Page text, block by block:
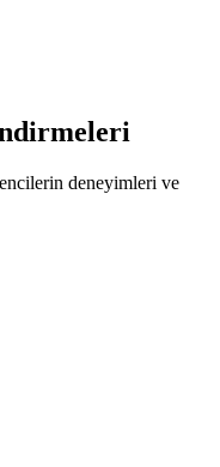
deneyimleri ve